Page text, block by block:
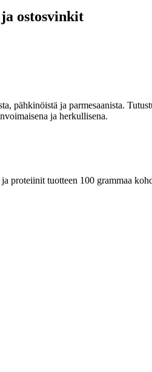
ostosvinkit
pähkinöistä ja parmesaanista.
ja herkullisena.
proteiinit tuotteen 100 grammaa